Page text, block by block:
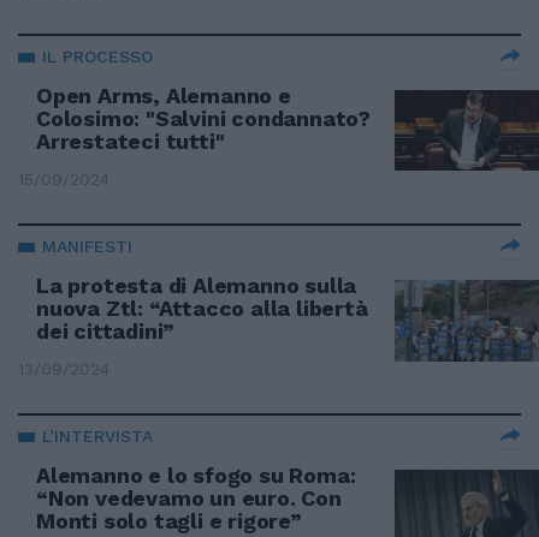
IL PROCESSO
Open Arms, Alemanno e
Colosimo: "Salvini condannato?
Arrestateci tutti"
15/09/2024
MANIFESTI
La protesta di Alemanno sulla
nuova Ztl: “Attacco alla libertà
dei cittadini”
13/09/2024
L’INTERVISTA
Alemanno e lo sfogo su Roma:
“Non vedevamo un euro. Con
Monti solo tagli e rigore”